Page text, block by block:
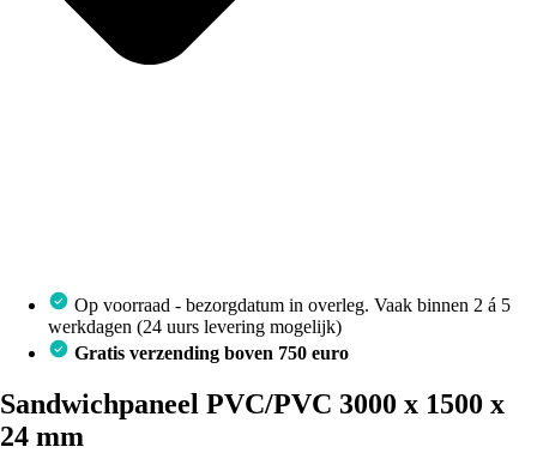
Op voorraad - bezorgdatum in overleg. Vaak binnen 2 á 5
werkdagen (24 uurs levering mogelijk)
Gratis verzending boven 750 euro
Sandwichpaneel PVC/PVC 3000 x 1500 x
24 mm